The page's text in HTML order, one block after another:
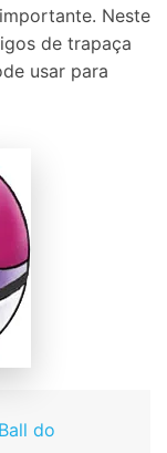
Neste
de trapaça
usar para
do